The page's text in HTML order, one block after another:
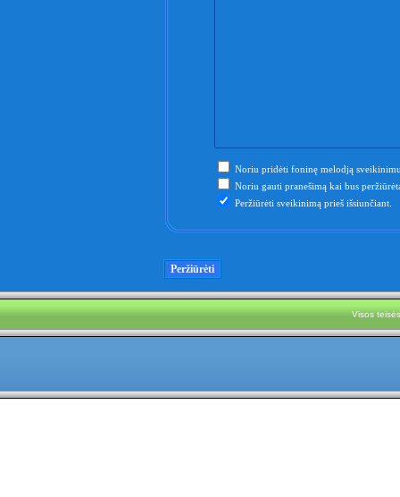
Noriu pridėti foninę melodją
Noriu gauti pranešimą kai bus
Peržiūrėti sveikinimą prieš išsiunčiant.
Visos